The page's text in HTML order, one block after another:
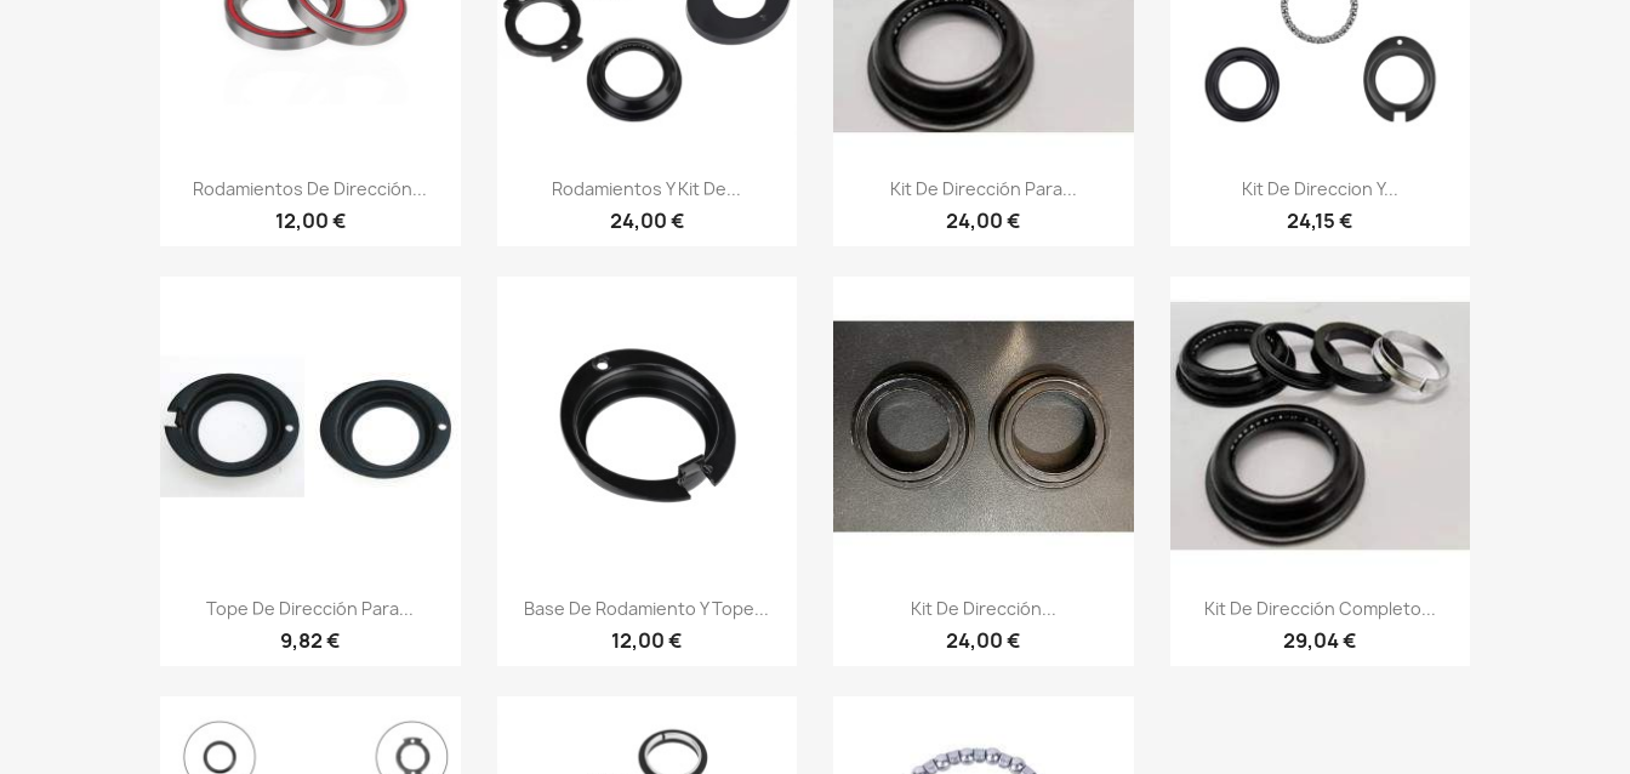
Vista rápida
Rodamientos De Dirección...
12,00 €
Vista rápida
Rodamientos Y Kit De...
24,00 €
 Vista rápida
Kit De Dirección Para...
24,00 €
Vista rápida
Kit De Direccion Y...
24,15 €
Vista rápida
Tope De Dirección Para...
9,82 €
Vista rápida
Base De Rodamiento Y Tope...
12,00 €
Vista rápida
Kit De Dirección...
24,00 €
Vista rápida
Kit De Dirección Completo...
29,04 €